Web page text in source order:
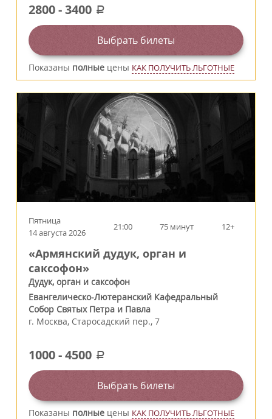
2800-3400 a
Выбрать билеты
Показаны полные цены КАК ПОЛУЧИТЬ ЛЬГОТНЫЕ
Пятница
14 августа 2026
21:00 75 минут 12+
«Армянский дудук, орган и
саксофон»
Дудук, орган и саксофон
Евангелическо-Лютеранский Кафедральный
Собор Святых Петра и Павла
г. Москва, Старосадский пер., 7
1000-4500 a
Выбрать билеты
Показаны полные цены КАК ПОЛУЧИТЬ ЛЬГОТНЫЕ